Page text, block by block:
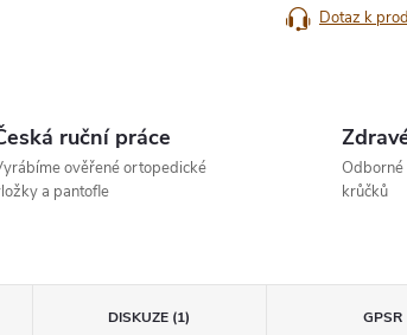
Dotaz k
ruční práce
ověřené ortopedické
a pantofle
krůčků
DISKUZE (1) GPSR